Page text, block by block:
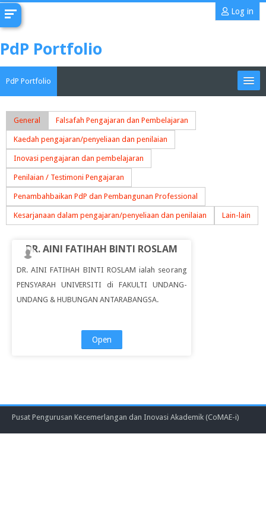
content
Log in
PdP Portfolio
PdP Portfolio
My Portfolio
CoMAE-i
English ‎(en)‎
Search
portfolios
General Falsafah Pengajaran dan Pembelajaran
Kaedah pengajaran/penyeliaan dan penilaian
Inovasi pengajaran dan pembelajaran
Penilaian / Testimoni Pengajaran
Penambahbaikan PdP dan Pembangunan Professional
Kesarjanaan dalam pengajaran/penyeliaan dan penilaian Lain-lain
DR. AINI FATIHAH BINTI ROSLAM
DR. AINI FATIHAH BINTI ROSLAM ialah seorang
PENSYARAH UNIVERSITI di FAKULTI UNDANG-
UNDANG & HUBUNGAN ANTARABANGSA.
Open
Pusat Pengurusan Kecemerlangan dan Inovasi Akademik (CoMAE-i)